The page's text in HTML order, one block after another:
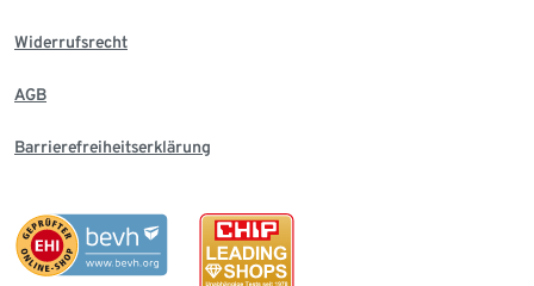
Widerrufsrecht
AGB
Barrierefreiheitserklärung